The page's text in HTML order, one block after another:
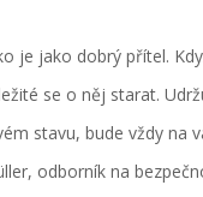
je jako dobrý přítel.
se o něj starat.
stavu, bude vždy na
odborník na